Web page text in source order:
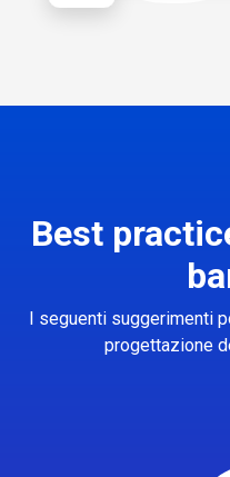
Best
I seguenti suggerimenti
progettazione